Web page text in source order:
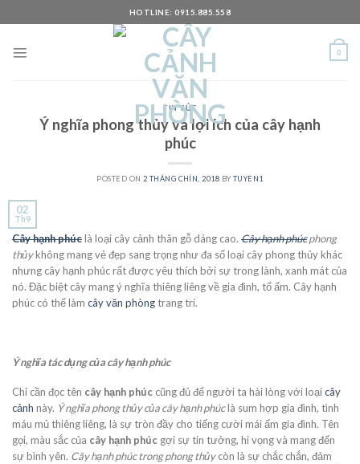
to
HOTLINE: 0915.885.558
0
TIN TỨC
Ý nghĩa phong thủy và lợi ích của cây hạnh
phúc
POSTED ON 2 THÁNG CHÍN, 2018 BY TUYEN1
02
Th9
Cây hạnh phúclà loại cây cảnh thân gỗ dáng cao. Cây hạnh phúcphong
thủykhông mang vẻ đẹp sang trọng như đa số loại cây phong thủy khác
nhưng cây hạnh phúc rất được yêu thích bởi sự trong lành, xanh mát của
nó. Đặc biệt cây mang ý nghĩa thiêng liêng về gia đình, tổ ấm. Cây hạnh
phúc có thể làm cây văn phòngtrang trí.
Ý nghĩa tác dụng của cây hạnh phúc
Chỉ cần đọc tên cây hạnh phúc cũng đủ để người ta hài lòng với loạicây
cảnh này. Ý nghĩa phong thủy của cây hạnh phúclà sum hợp gia đình, tình
máu mủ thiêng liêng, là sự tròn đầy cho tiếng cười mái ấm gia đình. Tên
gọi, màu sắc của cây hạnh phúc gợi sự tin tưởng, hi vọng và mang đến
sự bình yên. Cây hạnh phúc trong phong thủycòn là sự chắc chắn, đảm